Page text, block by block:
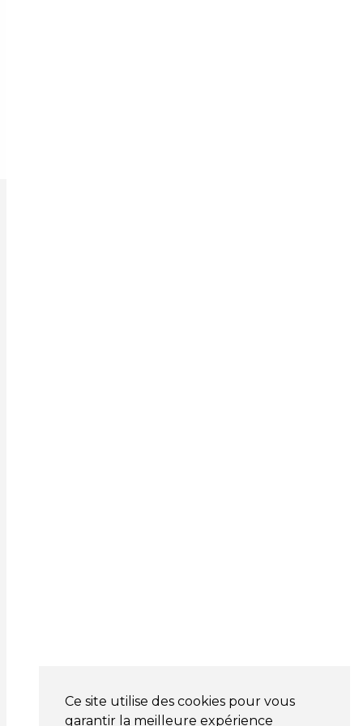
Ce site utilise des cookies pour vous
garantir la meilleure expérience